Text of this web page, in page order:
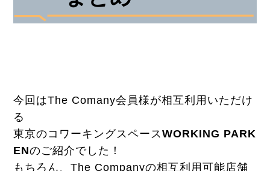
今回はThe Comany会員様が相互利用いただけ
る
東京のコワーキングスペースWORKING PARK
ENのご紹介でした！
もちろん、The Companyの相互利用可能店舗